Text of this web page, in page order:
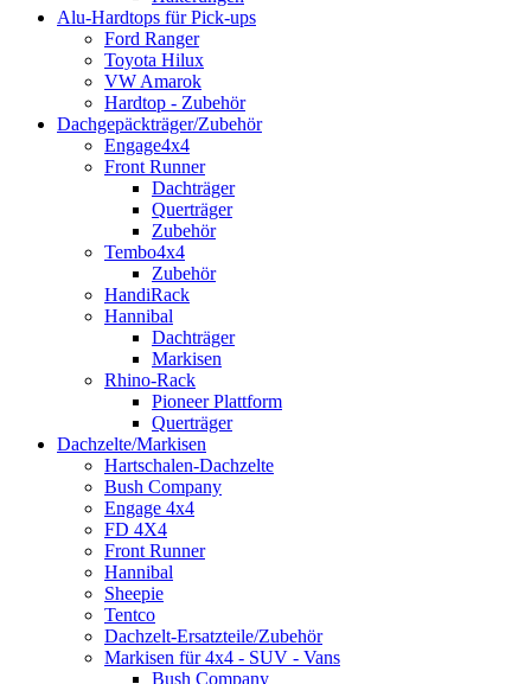
Alu-Hardtops für Pick-ups
Ford Ranger
Toyota Hilux
VW Amarok
Hardtop - Zubehör
Dachgepäckträger/Zubehör
Engage4x4
Front Runner
Dachträger
Querträger
Zubehör
Tembo4x4
Zubehör
HandiRack
Hannibal
Dachträger
Markisen
Rhino-Rack
Pioneer Plattform
Querträger
Dachzelte/Markisen
Hartschalen-Dachzelte
Bush Company
Engage 4x4
FD 4X4
Front Runner
Hannibal
Sheepie
Tentco
Dachzelt-Ersatzteile/Zubehör
Markisen für 4x4 - SUV - Vans
Bush Company